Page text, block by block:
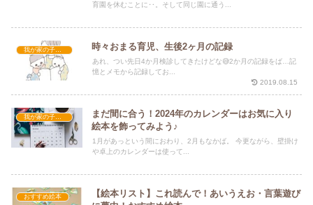
育園を休むことに‥。そして同じ園に通う...
我が家の子育て 時々おまる育児、生後2ヶ月の記録
あれ、つい先日4か月検診してきたけどな😅2か月の記録をば…記
憶とメモから記録してお...
2019.08.15
我が家の子育て
まだ間に合う！2024年のカレンダーはお気に入り
絵本を飾ってみよう♪
1月があっという間におわり、2月もなかば。 今更ながら、壁掛け
や卓上のカレンダーは使って...
おすすめ絵本
【絵本リスト】これ読んで！あいうえお・言葉遊び